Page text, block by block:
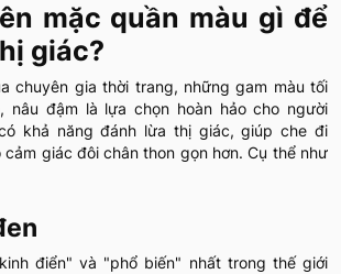
mặc quần màu gì để
giác?
chuyên gia thời trang, những gam màu tối
nâu đậm là lựa chọn hoàn hảo cho người
khả năng đánh lừa thị giác, giúp che đi
giác đôi chân thon gọn hơn. Cụ thể như
điển" và "phổ biến" nhất trong thế giới